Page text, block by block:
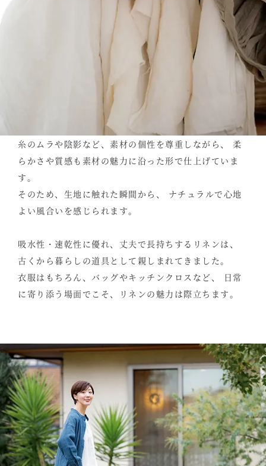
糸のムラや陰影など、素材の個性を尊重しながら、
柔
らかさや質感も素材の魅力に沿った形で仕上げていま
す。
そのため、生地に触れた瞬間から、
ナチュラルで心地
よい風合いを感じられます。
吸水性・速乾性に優れ、丈夫で長持ちするリネンは、
古くから暮らしの道具として親しまれてきました。
衣服はもちろん、バッグやキッチンクロスなど、
日常
に寄り添う場面でこそ、リネンの魅力は際立ちます。